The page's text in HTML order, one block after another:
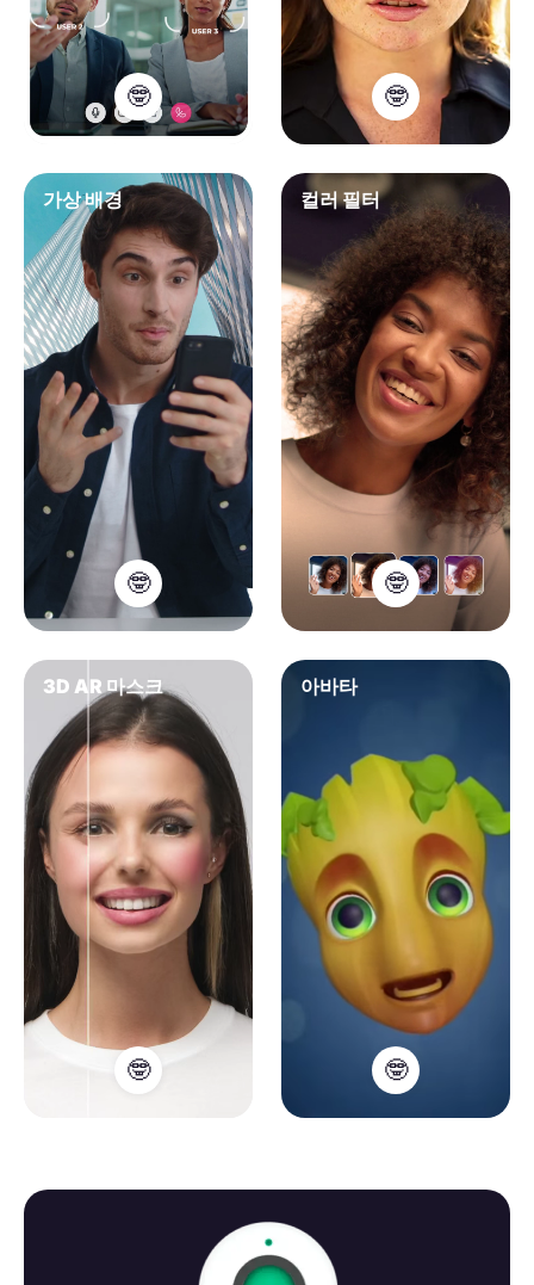
🤓 🤓
가상 배경
🤓
컬러 필터
🤓
3D AR 마스크
🤓
아바타
🤓